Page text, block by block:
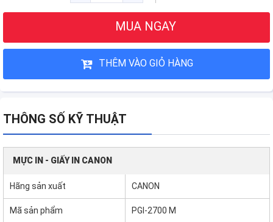
MUA NGAY
THÊM VÀO GIỎ HÀNG
THÔNG SỐ KỸ THUẬT
MỰC IN - GIẤY IN CANON
Hãng sản xuất CANON
Mã sản phẩm PGI-2700 M